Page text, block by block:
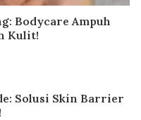
Bodycare Ampuh
Kulit!
Solusi Skin Barrier